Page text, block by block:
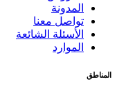
المدونة
تواصل معنا
الأسئلة الشائعة
الموارد
المناطق